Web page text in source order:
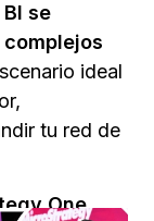
se
ideal
tu red de
One,